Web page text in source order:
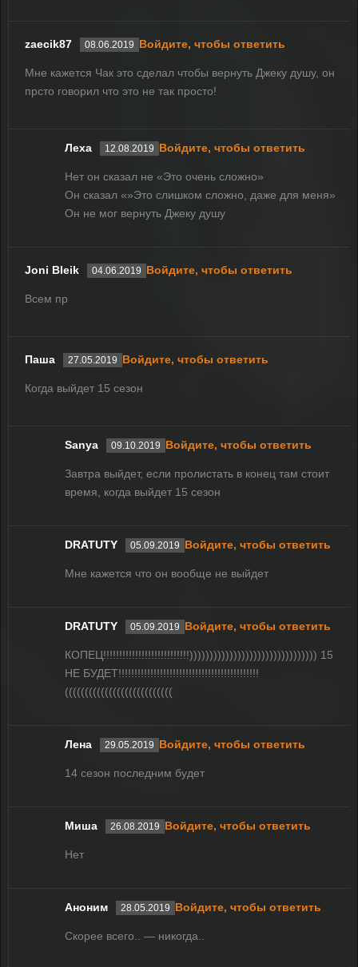
zaecik87 08.06.2019 Войдите, чтобы ответить
Мне кажется Чак это сделал чтобы вернуть Джеку душу, он
прсто говорил что это не так просто!
Леха 12.08.2019 Войдите, чтобы ответить
Нет он сказал не «Это очень сложно»
Он сказал «»Это слишком сложно, даже для меня»
Он не мог вернуть Джеку душу
Joni Bleik 04.06.2019 Войдите, чтобы ответить
Всем пр
Паша 27.05.2019 Войдите, чтобы ответить
Когда выйдет 15 сезон
Sanya 09.10.2019 Войдите, чтобы ответить
Завтра выйдет, если пролистать в конец там стоит
время, когда выйдет 15 сезон
DRATUTY 05.09.2019 Войдите, чтобы ответить
Мне кажется что он вообще не выйдет
DRATUTY 05.09.2019 Войдите, чтобы ответить
КОПЕЦ!!!!!!!!!!!!!!!!!!!!!!!!!!!)))))))))))))))))))))))))))))))) 15
НЕ БУДЕТ!!!!!!!!!!!!!!!!!!!!!!!!!!!!!!!!!!!!!!!!!!!!
(((((((((((((((((((((((((((
Лена 29.05.2019 Войдите, чтобы ответить
14 сезон последним будет
Миша 26.08.2019 Войдите, чтобы ответить
Нет
Аноним 28.05.2019 Войдите, чтобы ответить
Скорее всего.. — никогда..